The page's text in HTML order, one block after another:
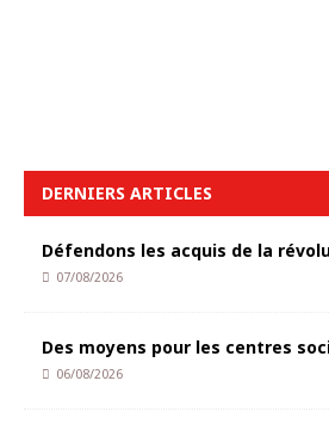
DERNIERS ARTICLES
Défendons les acquis de la
07/08/2026
Des moyens pour les centres
06/08/2026